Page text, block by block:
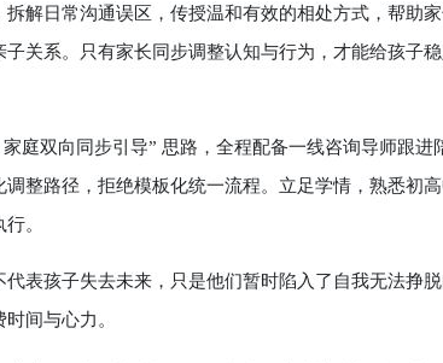
解日常沟通误区，传授温和有效的相处方式，帮助
关系。只有家长同步调整认知与行为，才能给孩子
双向同步引导” 思路，全程配备一线咨询导师跟进
整路径，拒绝模板化统一流程。立足学情，熟悉初
。
孩子失去未来，只是他们暂时陷入了自我无法挣脱
间与心力。